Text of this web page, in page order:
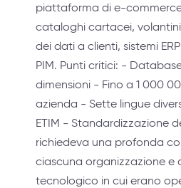
piattaforma di e-
cataloghi cartacei,
dei dati a clienti, sistemi
PIM. Punti critici: -
dimensioni - Fino a 1 000
azienda - Sette lingue
ETIM - Standardizzazione
richiedeva una profonda
ciascuna organizzazione e
tecnologico in cui erano